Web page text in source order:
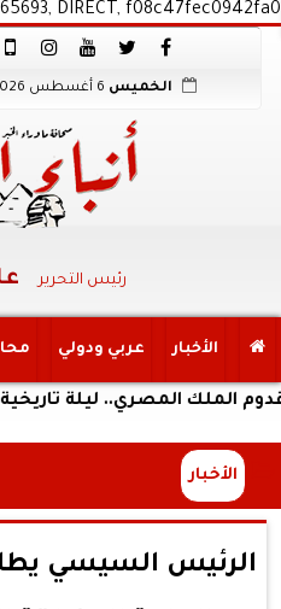
DIRECT, f08c47fec0942fa0
الخميس
رئيس التحرير
الأخبار عربي ودولي
المصري.. ليلة تاريخية في
الأخبار
الرئيس السيسي